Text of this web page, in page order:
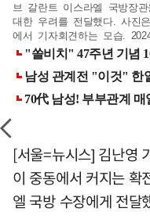
브 갈란트 이스라엘 국방장
대한 우려를 전달했다. 사진
에서 기자회견하는 모습.
[서울=뉴시스] 김난영
이 중동에서 커지는 확
엘 국방 수장에게 전달